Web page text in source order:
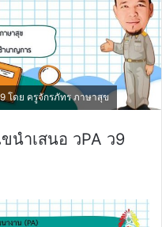
โดย ครูจักรภัทร ภาษาสุข
นำเสนอ วPA ว9